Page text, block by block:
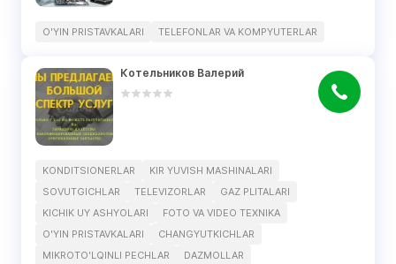
O'YIN PRISTAVKALARI TELEFONLAR VA KOMPYUTERLAR
Котельников Валерий
KONDITSIONERLAR
KIR YUVISH MASHINALARI
SOVUTGICHLAR
TELEVIZORLAR
GAZ PLITALARI
KICHIK UY ASHYOLARI
FOTO VA VIDEO TEXNIKA
O'YIN PRISTAVKALARI
CHANGYUTKICHLAR
MIKROTO'LQINLI PECHLAR
DAZMOLLAR